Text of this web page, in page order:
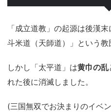
「成立道教」の起源は後漢
斗米道（天師道）」という教
しかし「太平道」は黄巾の乱
れた後に消滅しました。
(三国無双でお決まりのイベ